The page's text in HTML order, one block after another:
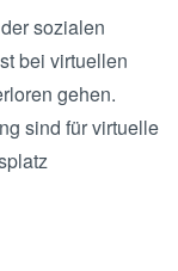
sozialen
bei virtuellen
gehen.
sind für virtuelle